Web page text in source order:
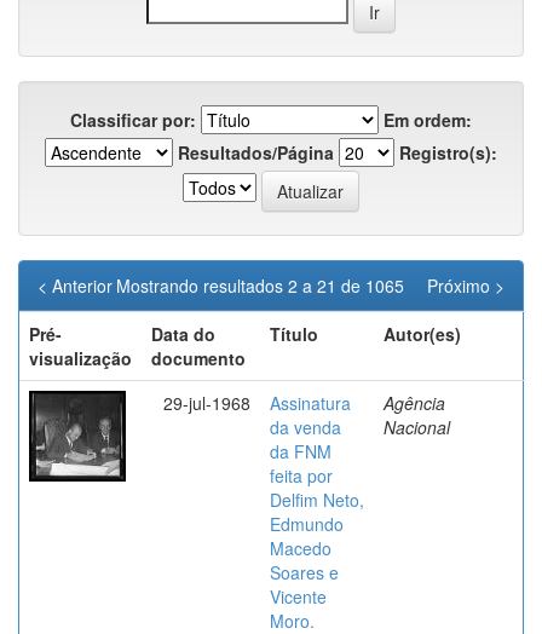
Classificar por:
Em ordem:
Resultados/Página
Registro(s):
Mostrando resultados 2 a 21 de 1065
< Anterior
Próximo >
Pré-
visualização
Data do
documento
Título Autor(es)
29-jul-1968
Assinatura
da venda
da FNM
feita por
Delfim Neto,
Edmundo
Macedo
Soares e
Vicente
Moro.
Agência
Nacional